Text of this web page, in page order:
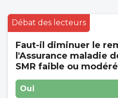
Débat des lecteurs
Faut-il diminuer le
l'Assurance maladie
SMR faible ou
Oui